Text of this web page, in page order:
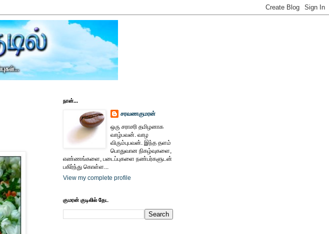
நான்...
சரவணகுமரன்
ஒரு சராசரி தமிழனாக
வாழ்பவன். வாழ
விரும்புபவன். இந்த தளம்
பொதுவான நிகழ்வுகளை,
எண்ணங்களை, படைப்புகளை நண்பர்களுடன்
பகிர்ந்து கொள்ள...
View my complete profile
குமரன் குடிலில் தேட